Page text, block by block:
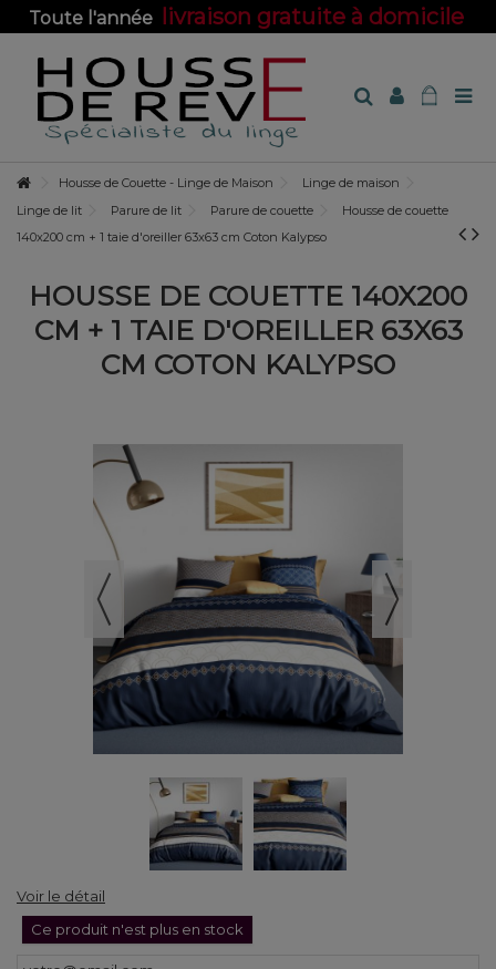
Toute l'année livraison gratuite à domicile
Housse de Couette - Linge de Maison
Linge de maison
Linge de lit
Parure de lit Parure de couette
Housse de couette
140x200 cm + 1 taie d'oreiller 63x63 cm Coton Kalypso
HOUSSE DE COUETTE 140X200
CM + 1 TAIE D'OREILLER 63X63
CM COTON KALYPSO
Voir le détail
Ce produit n'est plus en stock